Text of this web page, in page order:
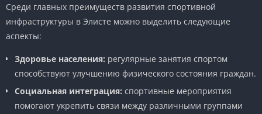
Среди главных преимуществ развития спортивной
инфраструктуры в Элисте можно выделить следующие
аспекты:
Здоровье населения: регулярные занятия спортом
способствуют улучшению физического состояния граждан.
Социальная интеграция: спортивные мероприятия
помогают укрепить связи между различными группами